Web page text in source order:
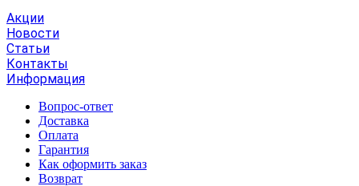
Акции
Новости
Статьи
Контакты
Информация
Вопрос-ответ
Доставка
Оплата
Гарантия
Как оформить заказ
Возврат